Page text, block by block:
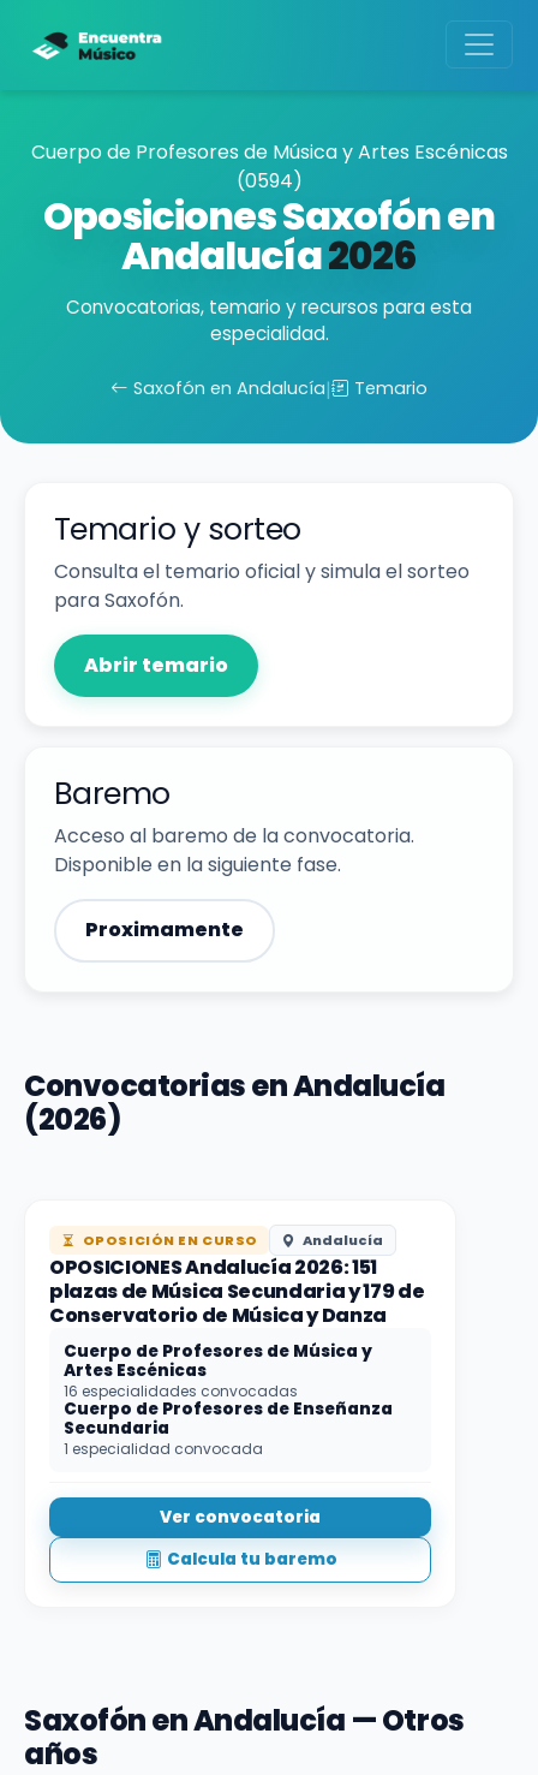
Cuerpo de Profesores de Música y Artes Escénicas
(0594)
Oposiciones Saxofón en
Andalucía2026
Convocatorias, temario y recursos para esta
especialidad.
Saxofón en Andalucía| Temario
Temario y sorteo
Consulta el temario oficial y simula el sorteo
para Saxofón.
Abrir temario
Baremo
Acceso al baremo de la convocatoria.
Disponible en la siguiente fase.
Proximamente
Convocatorias en Andalucía
(2026)
OPOSICIÓN EN CURSO Andalucía
OPOSICIONES Andalucía 2026: 151
plazas de Música Secundaria y 179 de
Conservatorio de Música y Danza
Cuerpo de Profesores de Música y
Artes Escénicas
16 especialidades convocadas
Cuerpo de Profesores de Enseñanza
Secundaria
1 especialidad convocada
Ver convocatoria
Calcula tu baremo
Saxofón en Andalucía — Otros
años